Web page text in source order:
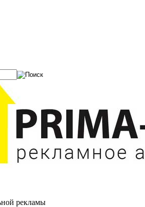
рекламы